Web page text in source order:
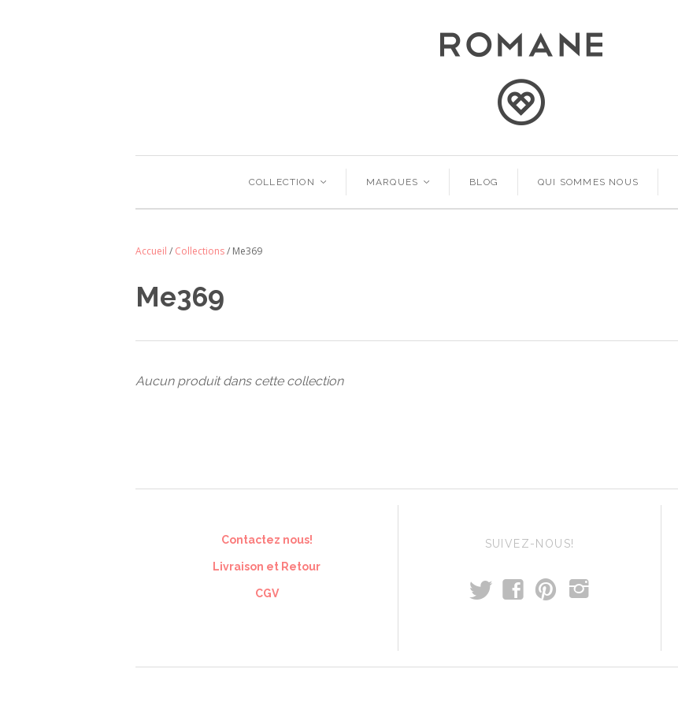
COLLECTION < MARQUES < BLOG QUI SOMMES NOUS
Accueil / Collections/ Me369
Me369
Aucun produit dans cette collection
Contactez nous!
Livraison et Retour
CGV
SUIVEZ-NOUS!
t f p i